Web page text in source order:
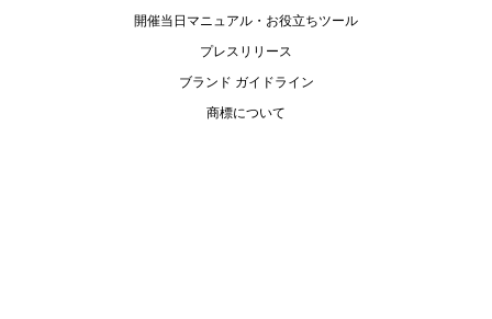
開催当日マニュアル・お役立ちツール
プレスリリース
ブランド ガイドライン
商標について